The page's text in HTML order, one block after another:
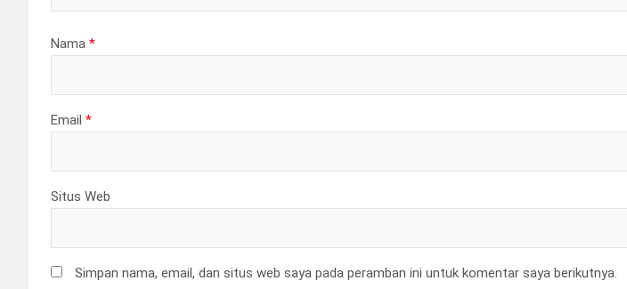
Nama *
Email *
Situs Web
Simpan nama, email, dan situs web saya pada peramban ini untuk komentar saya berikutnya.